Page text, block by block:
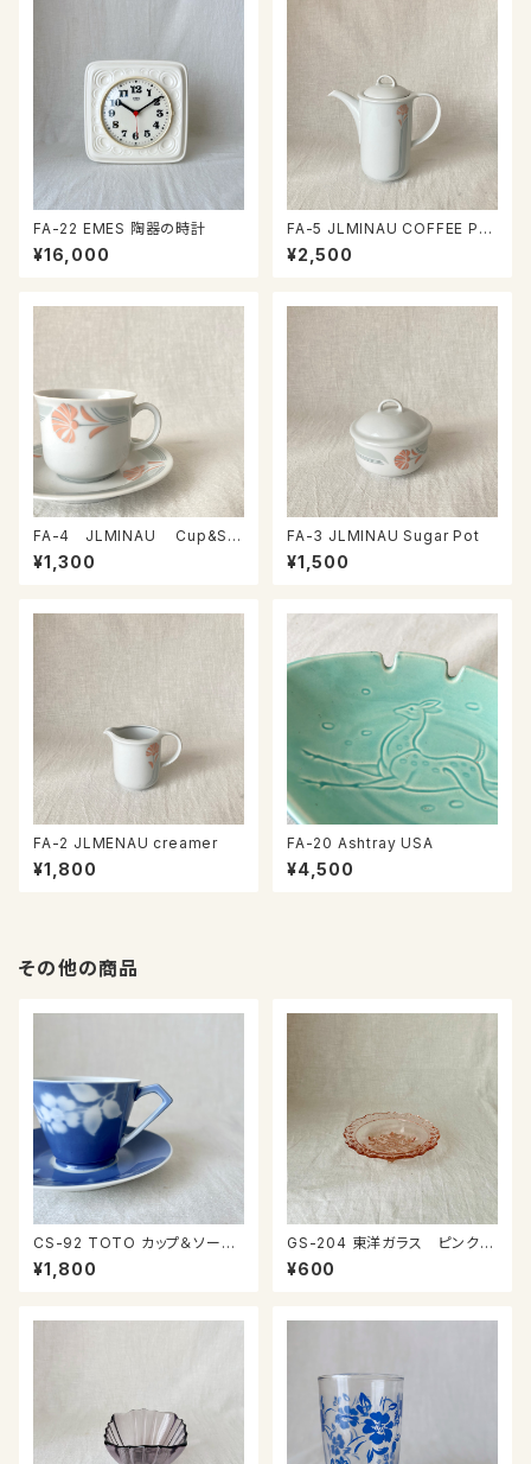
FA-22 EMES 陶器の時計
¥16,000
FA-5 JLMINAU COFFEE PO
T
¥2,500
FA-4 JLMINAU Cup&Sa
ucer
¥1,300
FA-3 JLMINAU Sugar Pot
¥1,500
FA-2 JLMENAU creamer
¥1,800
FA-20 Ashtray USA
¥4,500
その他の商品
CS-92 TOTO カップ＆ソーサ
ー
¥1,800
GS-204 東洋ガラス ピンクガ
ラスのプレート
¥600